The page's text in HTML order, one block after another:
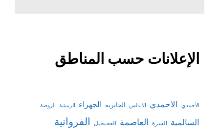
الإعلانات حسب المناطق
الأحمدي الاحمدي الاندلس الجابرية الجهراء الرميثية الروضة
السالمية السرة العاصمة الفحيحيل الفروانية